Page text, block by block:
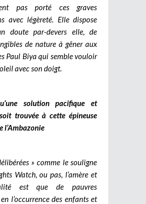
pas porté ces graves
avec légèreté. Elle dispose
doute par-devers elle, de
de nature à gêner aux
Paul Biya qui semble vouloir
avec son doigt.
solution pacifique et
trouvée à cette épineuse
l’Ambazonie
» comme le souligne
Watch, ou pas, l’amère et
est que de pauvres
l’occurrence des enfants et